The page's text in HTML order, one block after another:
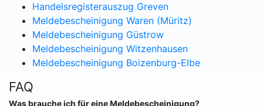
Handelsregisterauszug Greven
Meldebescheinigung Waren (Müritz)
Meldebescheinigung Güstrow
Meldebescheinigung Witzenhausen
Meldebescheinigung Boizenburg-Elbe
FAQ
Was brauche ich für eine Meldebescheinigung?